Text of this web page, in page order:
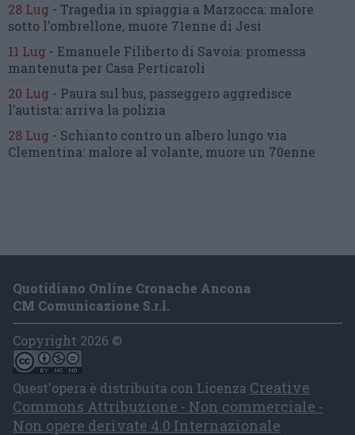
28 Lug - Tragedia in spiaggia a Marzocca: malore
sotto l’ombrellone, muore 71enne di Jesi
11 Lug - Emanuele Filiberto di Savoia: promessa
mantenuta per Casa Perticaroli
20 Lug - Paura sul bus, passeggero aggredisce
l’autista: arriva la polizia
28 Lug - Schianto contro un albero lungo via
Clementina: malore al volante, muore un 70enne
Quotidiano Online Cronache Ancona
CM Comunicazione S.r.l.
Copyright 2026 ©
Quest'opera è distribuita con Licenza Creative
Commons Attribuzione - Non commerciale -
Non opere derivate 4.0 Internazionale